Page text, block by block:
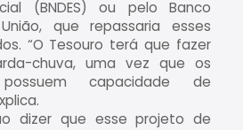
(BNDES) ou pelo Banco
que repassaria esses
“O Tesouro terá que fazer
chuva, uma vez que os
capacidade de
dizer que esse projeto de